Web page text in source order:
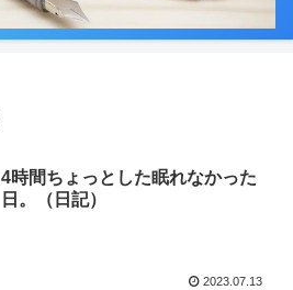
4時間ちょっとした眠れなかった
日。（日記）
2023.07.13